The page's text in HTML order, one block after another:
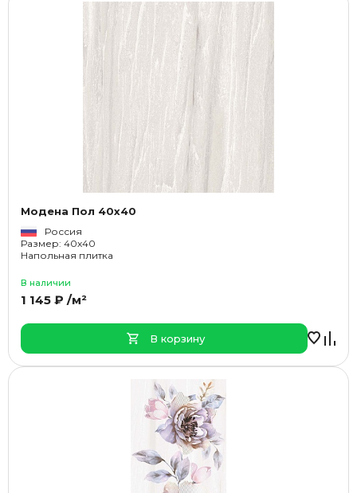
Модена Пол 40x40
Россия
Размер: 40x40
Напольная плитка
В наличии
1 145 ₽ /м²
В корзину